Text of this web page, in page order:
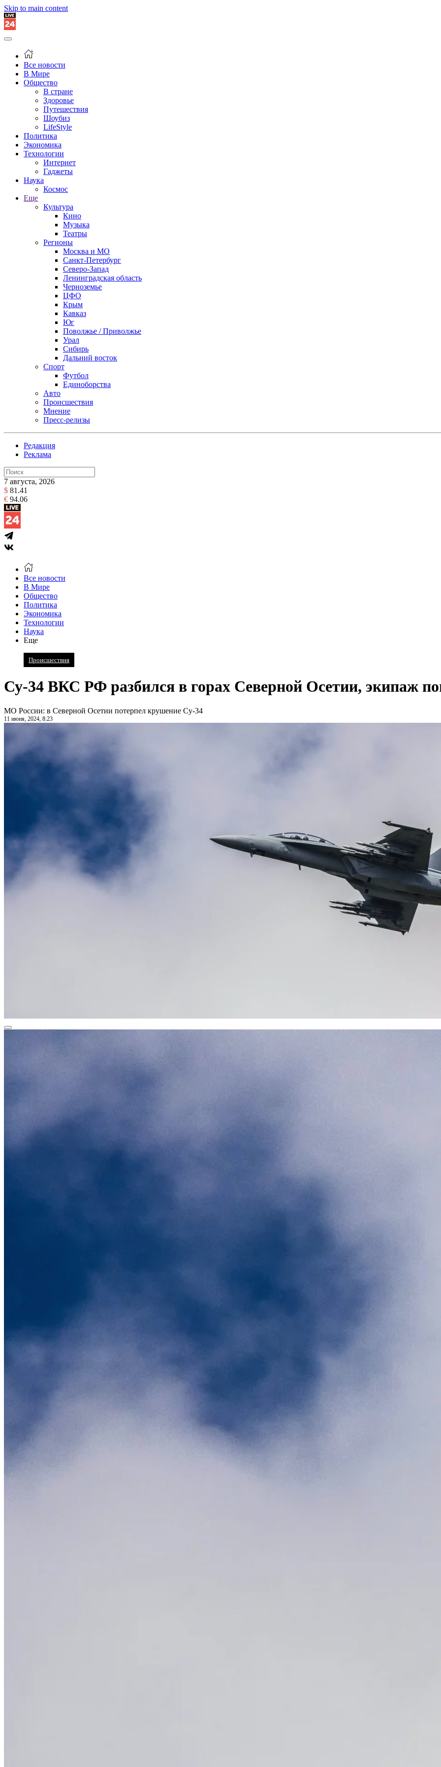
Skip to main content
Все новости
В Мире
Общество
В стране
Здоровье
Путешествия
Шоубиз
LifeStyle
Политика
Экономика
Технологии
Интернет
Гаджеты
Наука
Космос
Еще
Культура
Кино
Музыка
Театры
Регионы
Москва и МО
Санкт-Петербург
Северо-Запад
Ленинградская область
Черноземье
ЦФО
Крым
Кавказ
Юг
Поволжье / Приволжье
Урал
Сибирь
Дальний восток
Спорт
Футбол
Единоборства
Авто
Происшествия
Мнение
Пресс-релизы
Редакция
Реклама
7 августа, 2026
$ 81.41
€ 94.06
Все новости
В Мире
Общество
Политика
Экономика
Технологии
Наука
Еще
Происшествия
Су-34 ВКС РФ разбился в горах Северной Осетии, экипаж
МО России: в Северной Осетии потерпел крушение Су-34
11 июня, 2024, 8:23